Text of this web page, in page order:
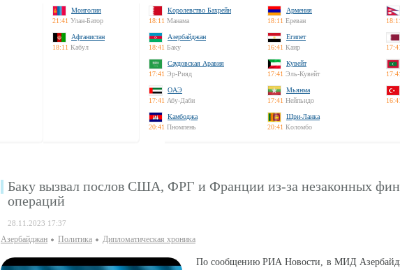
Монголия
21:41 Улан-Батор
Афганистан
18:11 Кабул
Королевство Бахрейн
18:11 Манама
Армения
18:11 Ереван
Азербайджан
18:41 Баку
Египет
16:41 Каир
Саудовская Аравия
17:41 Эр-Рияд
Кувейт
17:41 Эль-Кувейт
ОАЭ
17:41 Абу-Даби
Мьянма
17:41 Нейпьидо
Камбоджа
20:41 Пномпень
Шри-Ланка
20:41 Коломбо
Баку вызвал послов США, ФРГ и Франции из-за незаконных
операций
28.11.2023 17:37
Азербайджан Политика Дипломатическая хроника
По сообщению РИА Новости, в МИД